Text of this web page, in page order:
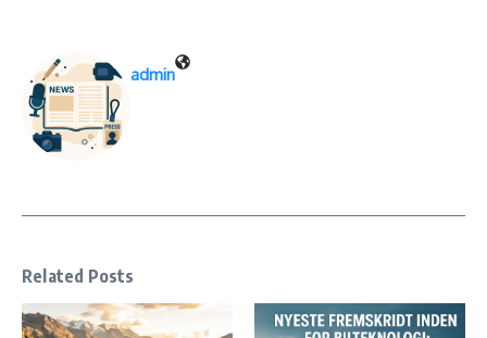
admin
Related Posts